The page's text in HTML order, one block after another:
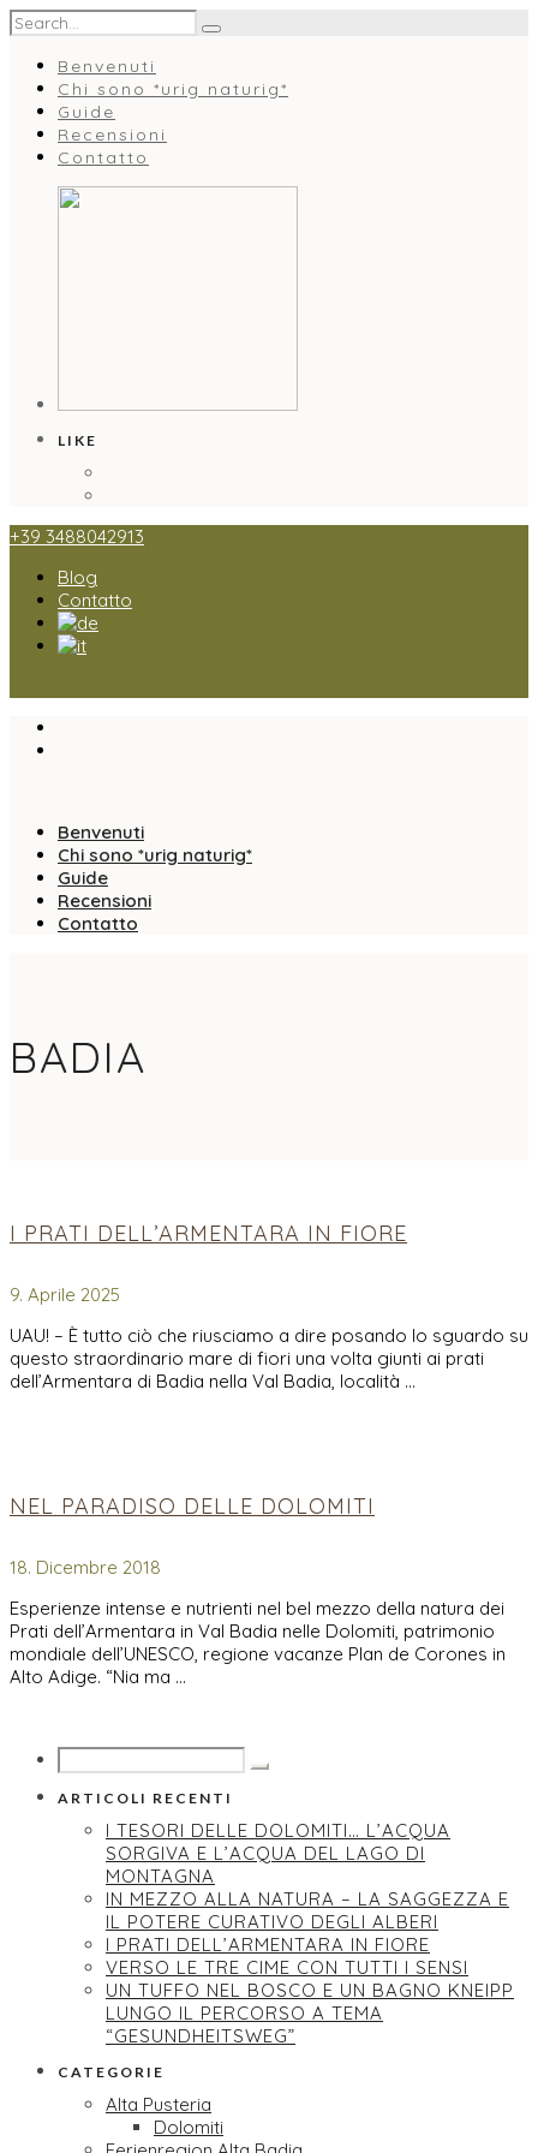
Benvenuti
Chi sono *urig naturig*
Guide
Recensioni
Contatto
LIKE
+39 3488042913
Blog
Contatto
Benvenuti
Chi sono *urig naturig*
Guide
Recensioni
Contatto
BADIA
I PRATI DELL’ARMENTARA IN FIORE
9. Aprile 2025
UAU! – È tutto ciò che riusciamo a dire posando lo sguardo su
questo straordinario mare di fiori una volta giunti ai prati
dell’Armentara di Badia nella Val Badia, località …
NEL PARADISO DELLE DOLOMITI
18. Dicembre 2018
Esperienze intense e nutrienti nel bel mezzo della natura dei
Prati dell’Armentara in Val Badia nelle Dolomiti, patrimonio
mondiale dell’UNESCO, regione vacanze Plan de Corones in
Alto Adige. “Nia ma …
ARTICOLI RECENTI
I TESORI DELLE DOLOMITI… L’ACQUA
SORGIVA E L’ACQUA DEL LAGO DI
MONTAGNA
IN MEZZO ALLA NATURA – LA SAGGEZZA E
IL POTERE CURATIVO DEGLI ALBERI
I PRATI DELL’ARMENTARA IN FIORE
VERSO LE TRE CIME CON TUTTI I SENSI
UN TUFFO NEL BOSCO E UN BAGNO KNEIPP
LUNGO IL PERCORSO A TEMA
“GESUNDHEITSWEG”
CATEGORIE
Alta Pusteria
Dolomiti